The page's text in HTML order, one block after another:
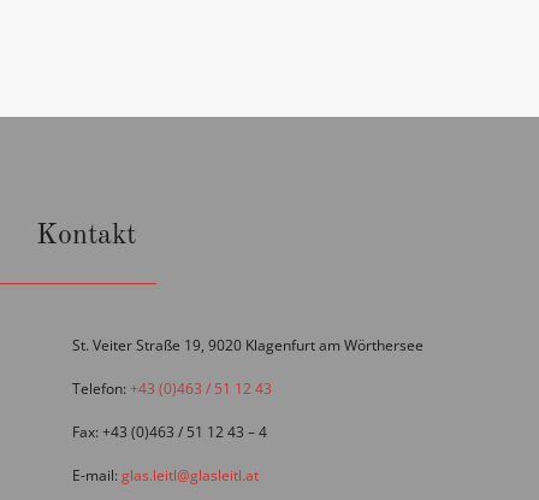
Kontakt
St. Veiter Straße 19, 9020 Klagenfurt am Wörthersee
Telefon: +43 (0)463 / 51 12 43
Fax: +43 (0)463 / 51 12 43 – 4
E-mail: glas.leitl@glasleitl.at